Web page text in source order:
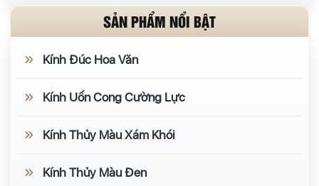
SẢN PHẨM NỔI BẬT
Kính Đúc Hoa Văn
Kính Uốn Cong Cường Lực
Kính Thủy Màu Xám Khói
Kính Thủy Màu Đen